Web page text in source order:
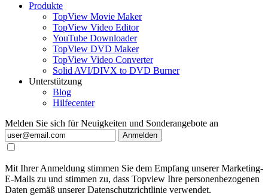
Produkte
TopView Movie Maker
TopView Video Editor
YouTube Downloader
TopView DVD Maker
TopView Video Converter
Solid AVI/DIVX to DVD Burner
Unterstützung
Blog
Hilfecenter
Melden Sie sich für Neuigkeiten und Sonderangebote an
Anmelden
Mit Ihrer Anmeldung stimmen Sie dem Empfang unserer Marketing-
E-Mails zu und stimmen zu, dass Topview Ihre personenbezogenen
Daten gemäß unserer Datenschutzrichtlinie verwendet.